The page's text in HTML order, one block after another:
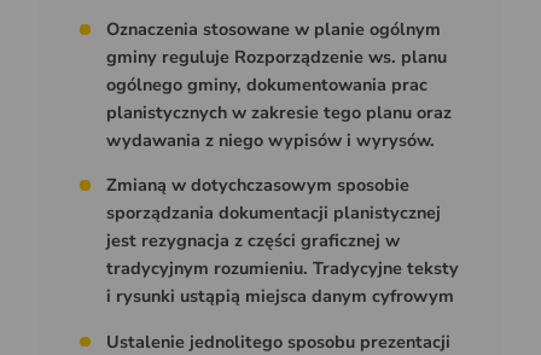
Oznaczenia stosowane w planie ogólnym
gminy reguluje Rozporządzenie ws. planu
ogólnego gminy, dokumentowania prac
planistycznych w zakresie tego planu oraz
wydawania z niego wypisów i wyrysów.
Zmianą w dotychczasowym sposobie
sporządzania dokumentacji planistycznej
jest rezygnacja z części graficznej w
tradycyjnym rozumieniu. Tradycyjne teksty
i rysunki ustąpią miejsca danym cyfrowym
Ustalenie jednolitego sposobu prezentacji